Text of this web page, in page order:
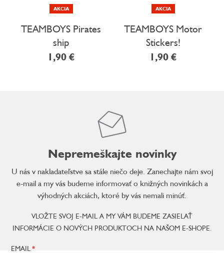
AKCIA
TEAMBOYS Pirates
ship
1,90 €
AKCIA
TEAMBOYS Motor
Stickers!
1,90 €
Nepremeškajte novinky
U nás v nakladateľstve sa stále niečo deje. Zanechajte nám svoj
e-mail a my vás budeme informovať o knižných novinkách a
výhodných akciách, ktoré by vás nemali minúť.
VLOŽTE SVOJ E-MAIL A MY VÁM BUDEME ZASIELAŤ
INFORMÁCIE O NOVÝCH PRODUKTOCH NA NAŠOM E-SHOPE.
EMAIL